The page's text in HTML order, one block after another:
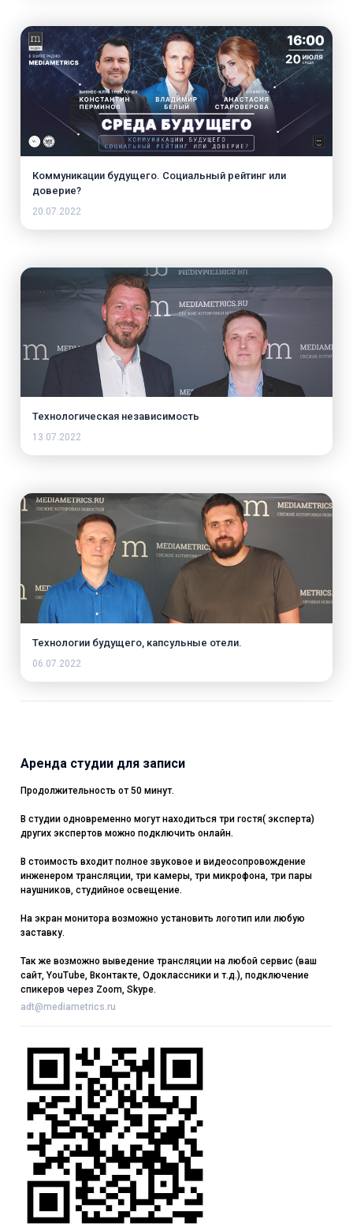
Коммуникации будущего. Социальный рейтинг или
доверие?
20.07.2022
Технологическая независимость
13.07.2022
Технологии будущего, капсульные отели.
06.07.2022
Аренда студии для записи
Продолжительность от 50 минут.
В студии одновременно могут находиться три гостя( эксперта)
других экспертов можно подключить онлайн.
В стоимость входит полное звуковое и видеосопровождение
инженером трансляции, три камеры, три микрофона, три пары
наушников, студийное освещение.
На экран монитора возможно установить логотип или любую
заставку.
Так же возможно выведение трансляции на любой сервис (ваш
сайт, YouTube, Вконтакте, Одоклассники и т.д.), подключение
спикеров через Zoom, Skype.
adt@mediametrics.ru